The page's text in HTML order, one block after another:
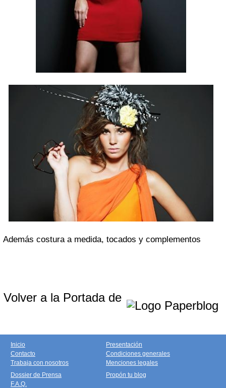
Además costura a medida, tocados y complementos
Volver a la Portada de
Inicio
Contacto
Trabaja con nosotros
Presentación
Condiciones generales
Menciones legales
Dossier de Prensa
F.A.Q.
Propón tu blog